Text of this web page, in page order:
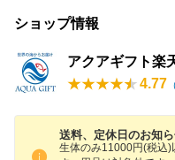
ショップ情報
アクアギフト楽
4.77 （
送料、定休日のお知
生体のみ11000円(税込)